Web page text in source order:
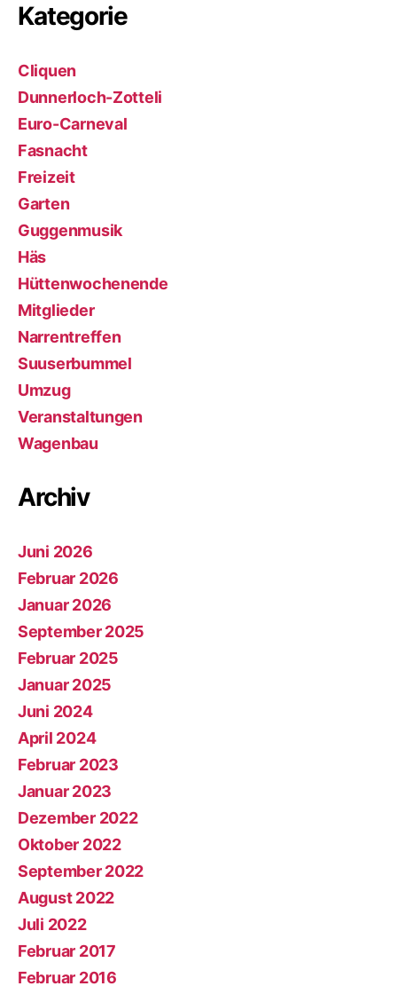
Kategorie
Cliquen
Dunnerloch-Zotteli
Euro-Carneval
Fasnacht
Freizeit
Garten
Guggenmusik
Häs
Hüttenwochenende
Mitglieder
Narrentreffen
Suuserbummel
Umzug
Veranstaltungen
Wagenbau
Archiv
Juni 2026
Februar 2026
Januar 2026
September 2025
Februar 2025
Januar 2025
Juni 2024
April 2024
Februar 2023
Januar 2023
Dezember 2022
Oktober 2022
September 2022
August 2022
Juli 2022
Februar 2017
Februar 2016